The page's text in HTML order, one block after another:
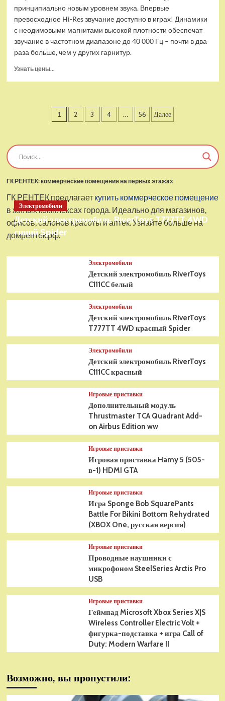
принципиально новым уровнем звука. Впервые
превосходное Hi-Res звучание доступно в играх! Динамики
с неодимовыми магнитами высокой плотности обеспечат
звучание в частотном диапазоне до 40 000 Гц – почти в два
раза больше, чем у других гарнитур.
Узнать цены...
наушники
Arctis
Пагинация
1 2 3 4 … 56 Далее
ГК РЕНТЕК: коммерческие помещения на первых этажах
ГК РЕНТЕК предлагает купить коммерческое помещение
в жилых комплексах города. Идеально для магазинов,
офисов, салонов красоты и аптек. Узнайте больше на
домрентек.рф.
Электромобили
Детский электромобиль RiverToys T777TT 4WD
синий Spider
Электромобили
Детский электромобиль RiverToys
C111CC белый
Электромобили
Детский электромобиль RiverToys
T777TT 4WD красный Spider
Электромобили
Детский электромобиль RiverToys
C111CC красный
Игровые приставки
Дополнительный модуль
Thrustmaster TCA Quadrant Add-
on Airbus Edition ww
Игровые приставки
Игровая приставка Hamy 5 (505-
в-1) HDMI GTA
Игровые приставки
Игра Sponge Bob SquarePants
Battle For Bikini Bottom Rehydrated
(XBOX One, русская версия)
Игровые приставки
Проводные наушники с
микрофоном SteelSeries Arctis Pro
USB
Игровые приставки
Геймпад Microsoft Xbox Series X|S
Wireless Controller Electric Volt +
фигурка-подставка + игра Call of
Duty: Modern Warfare II
Возможно, вы пропустили: